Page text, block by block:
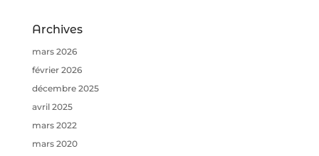
Archives
mars 2026
février 2026
décembre 2025
avril 2025
mars 2022
mars 2020